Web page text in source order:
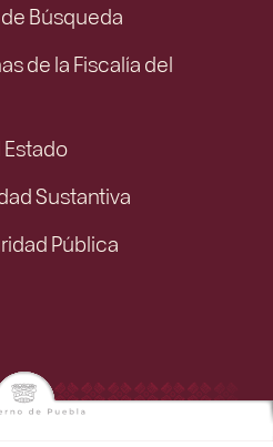
Búsqueda
de la Fiscalía del
Estado
Sustantiva
Pública